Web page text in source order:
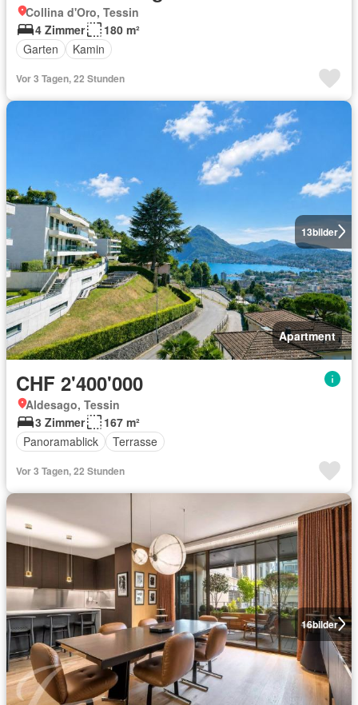
Collina d'Oro, Tessin
4 Zimmer
180 m²
Garten
Kamin
Vor 3 Tagen, 22 Stunden
13bilder
Apartment
CHF 2'400'000
Aldesago, Tessin
3 Zimmer
167 m²
Panoramablick
Terrasse
Vor 3 Tagen, 22 Stunden
16bilder